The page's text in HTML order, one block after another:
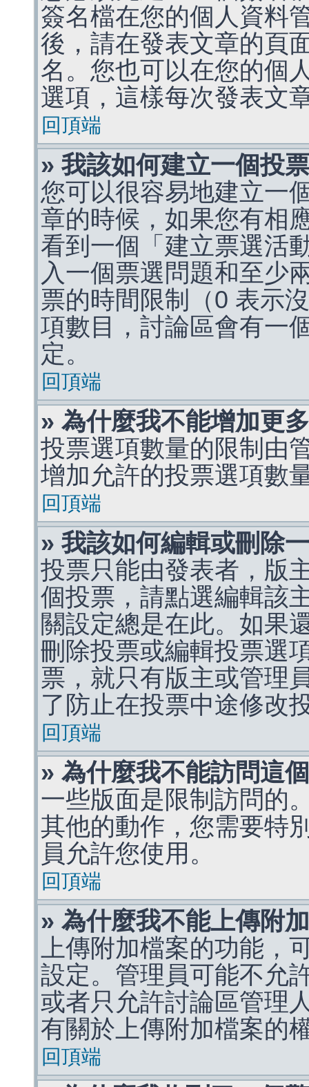
簽名檔在您的個人資料
後，請在發表文章的頁
名。您也可以在您的個
選項，這樣每次發表文
回頂端
» 我該如何建立一個投
您可以很容易地建立一
章的時候，如果您有相
看到一個「建立票選活
入一個票選問題和至少
票的時間限制（0 表示
項數目，討論區會有一
定。
回頂端
» 為什麼我不能增加更
投票選項數量的限制由
增加允許的投票選項數
回頂端
» 我該如何編輯或刪除
投票只能由發表者，版
個投票，請點選編輯該
關設定總是在此。如果
刪除投票或編輯投票選
票，就只有版主或管理
了防止在投票中途修改
回頂端
» 為什麼我不能訪問這
一些版面是限制訪問的
其他的動作，您需要特
員允許您使用。
回頂端
» 為什麼我不能上傳附
上傳附加檔案的功能，
設定。管理員可能不允
或者只允許討論區管理
有關於上傳附加檔案的
回頂端